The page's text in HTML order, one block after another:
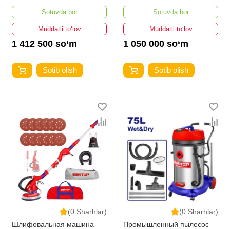
ELAB204282
Sotuvda bor
Muddatli to‘lov
1 412 500 so‘m
Sotib olish
Sotuvda bor
Muddatli to‘lov
1 050 000 so‘m
Sotib olish
(0 Sharhlar)
Шлифовальная машина
(0 Sharhlar)
Промышленный пылесос